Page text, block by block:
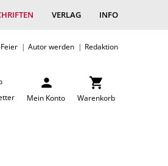
VERLAG INFO
Autor werden Redaktion
Mein Konto Warenkorb